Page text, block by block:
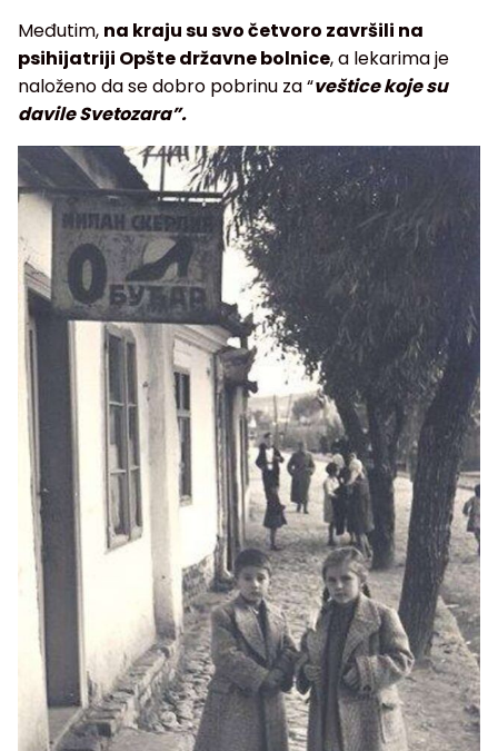
Međutim, na kraju su svo četvoro završili na
psihijatriji Opšte državne bolnice, a lekarima je
naloženo da se dobro pobrinu za “veštice koje su
davile Svetozara”.